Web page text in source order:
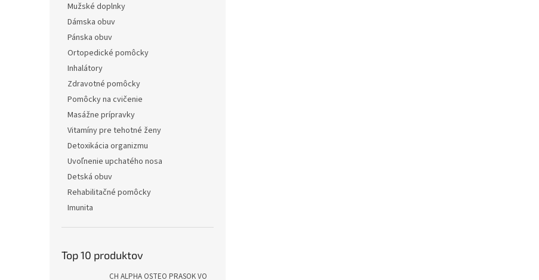
Mužské doplnky
Dámska obuv
Pánska obuv
Ortopedické pomôcky
Inhalátory
Zdravotné pomôcky
Pomôcky na cvičenie
Masážne prípravky
Vitamíny pre tehotné ženy
Detoxikácia organizmu
Uvoľnenie upchatého nosa
Detská obuv
Rehabilitačné pomôcky
Imunita
Top 10 produktov
CH ALPHA OSTEO PRASOK VO